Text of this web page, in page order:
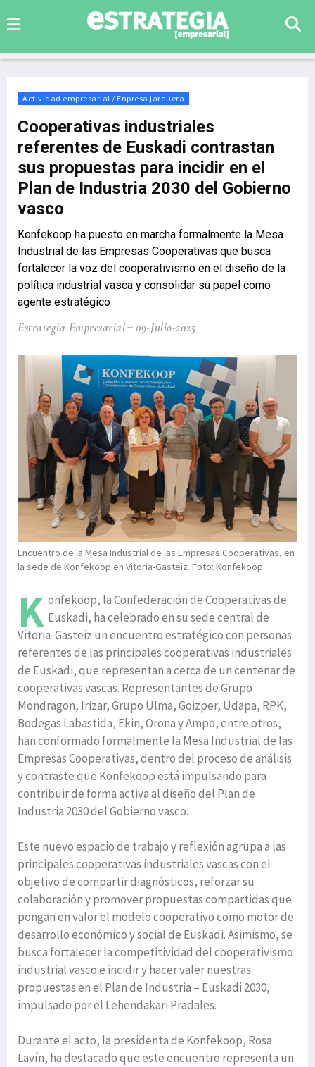
Actividad empresarial / Enpresa jarduera
Cooperativas industriales
referentes de Euskadi contrastan
sus propuestas para incidir en el
Plan de Industria 2030 del Gobierno
vasco
Konfekoop ha puesto en marcha formalmente la Mesa
Industrial de las Empresas Cooperativas que busca
fortalecer la voz del cooperativismo en el diseño de la
política industrial vasca y consolidar su papel como
agente estratégico
Estrategia Empresarial 09-Julio-2025
Encuentro de la Mesa Industrial de las Empresas Cooperativas, en
la sede de Konfekoop en Vitoria-Gasteiz. Foto: Konfekoop
K onfekoop, la Confederación de Cooperativas de
Euskadi, ha celebrado en su sede central de
Vitoria-Gasteiz un encuentro estratégico con personas
referentes de las principales cooperativas industriales
de Euskadi, que representan a cerca de un centenar de
cooperativas vascas. Representantes de Grupo
Mondragon, Irizar, Grupo Ulma, Goizper, Udapa, RPK,
Bodegas Labastida, Ekin, Orona y Ampo, entre otros,
han conformado formalmente la Mesa Industrial de las
Empresas Cooperativas, dentro del proceso de análisis
y contraste que Konfekoop está impulsando para
contribuir de forma activa al diseño del Plan de
Industria 2030 del Gobierno vasco.
Este nuevo espacio de trabajo y reflexión agrupa a las
principales cooperativas industriales vascas con el
objetivo de compartir diagnósticos, reforzar su
colaboración y promover propuestas compartidas que
pongan en valor el modelo cooperativo como motor de
desarrollo económico y social de Euskadi. Asimismo, se
busca fortalecer la competitividad del cooperativismo
industrial vasco e incidir y hacer valer nuestras
propuestas en el Plan de Industria – Euskadi 2030,
impulsado por el Lehendakari Pradales.
Durante el acto, la presidenta de Konfekoop, Rosa
Lavín, ha destacado que este encuentro representa un